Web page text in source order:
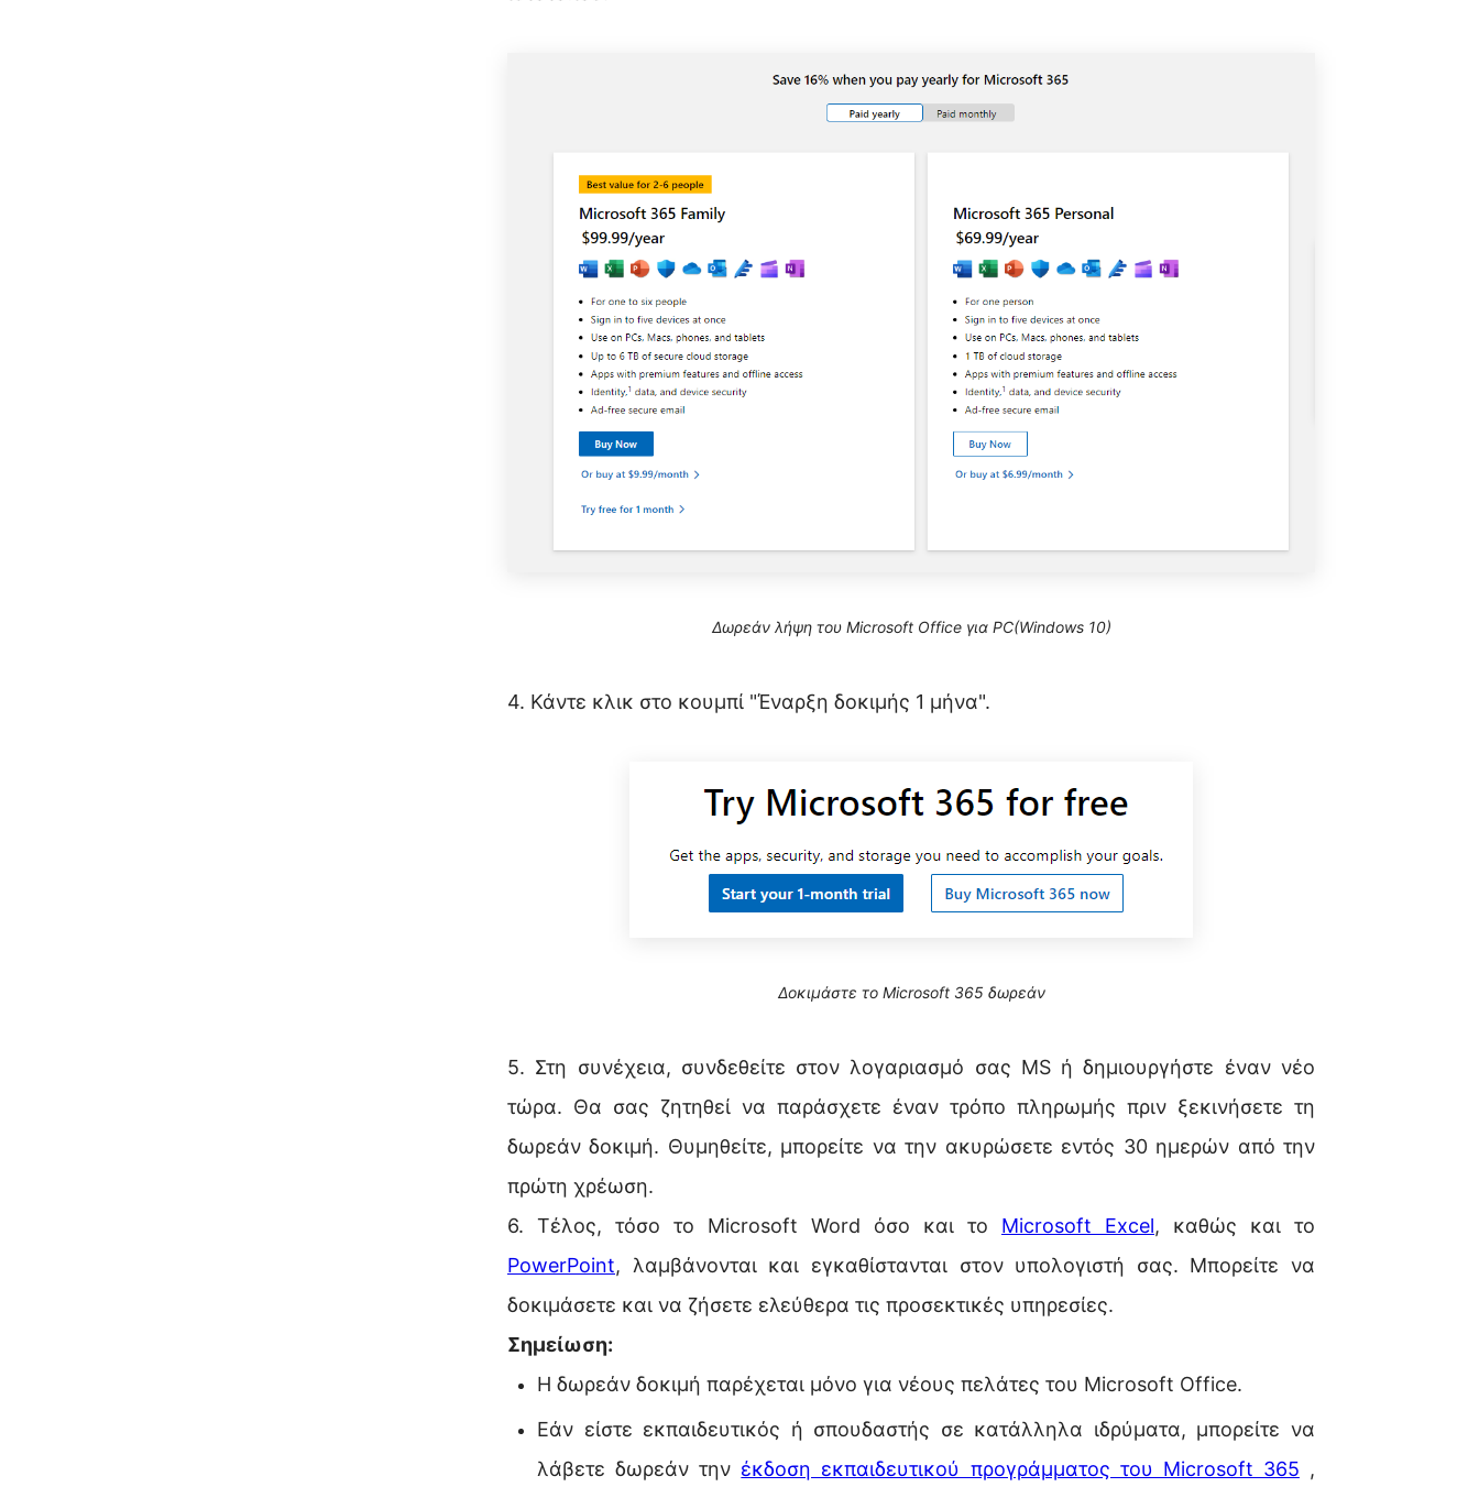
Δωρεάν λήψη του Microsoft Office για PC(Windows 10)
4. Κάντε κλικ στο κουμπί "Έναρξη δοκιμής 1 μήνα".
Δοκιμάστε το Microsoft 365 δωρεάν
5. Στη συνέχεια, συνδεθείτε στον λογαριασμό σας MS ή δημιουργήστε έναν νέο
τώρα. Θα σας ζητηθεί να παράσχετε έναν τρόπο πληρωμής πριν ξεκινήσετε τη
δωρεάν δοκιμή. Θυμηθείτε, μπορείτε να την ακυρώσετε εντός 30 ημερών από την
πρώτη χρέωση.
6. Τέλος, τόσο το Microsoft Word όσο και το Microsoft Excel, καθώς και το
PowerPoint, λαμβάνονται και εγκαθίστανται στον υπολογιστή σας. Μπορείτε να
δοκιμάσετε και να ζήσετε ελεύθερα τις προσεκτικές υπηρεσίες.
Σημείωση:
Η δωρεάν δοκιμή παρέχεται μόνο για νέους πελάτες του Microsoft Office.
Εάν είστε εκπαιδευτικός ή σπουδαστής σε κατάλληλα ιδρύματα, μπορείτε να
λάβετε δωρεάν την έκδοση εκπαιδευτικού προγράμματος του Microsoft 365 ,